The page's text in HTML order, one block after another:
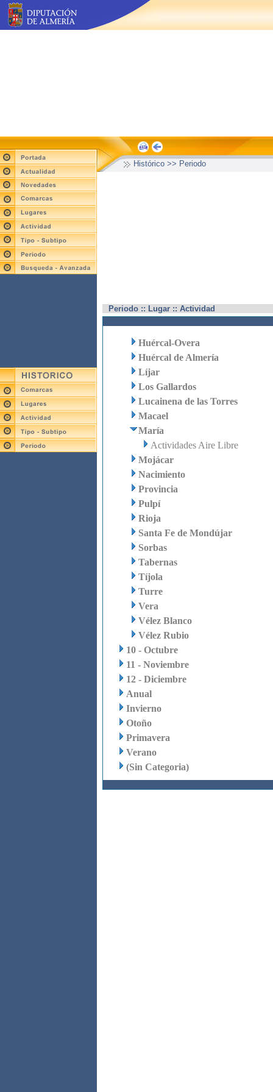
Histórico >> Periodo
Periodo :: Lugar :: Actividad
Huércal-Overa
Huércal de Almería
Líjar
Los Gallardos
Lucainena de las Torres
Macael
María
Actividades Aire Libre
Mojácar
Nacimiento
Provincia
Pulpí
Rioja
Santa Fe de Mondújar
Sorbas
Tabernas
Tíjola
Turre
Vera
Vélez Blanco
Vélez Rubio
10 - Octubre
11 - Noviembre
12 - Diciembre
Anual
Invierno
Otoño
Primavera
Verano
(Sin Categoria)